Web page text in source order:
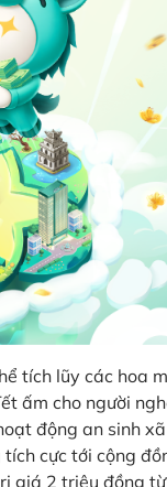
tích lũy các hoa
ấm cho người
động an sinh
cực tới cộng
giá 2 triệu đồng từ